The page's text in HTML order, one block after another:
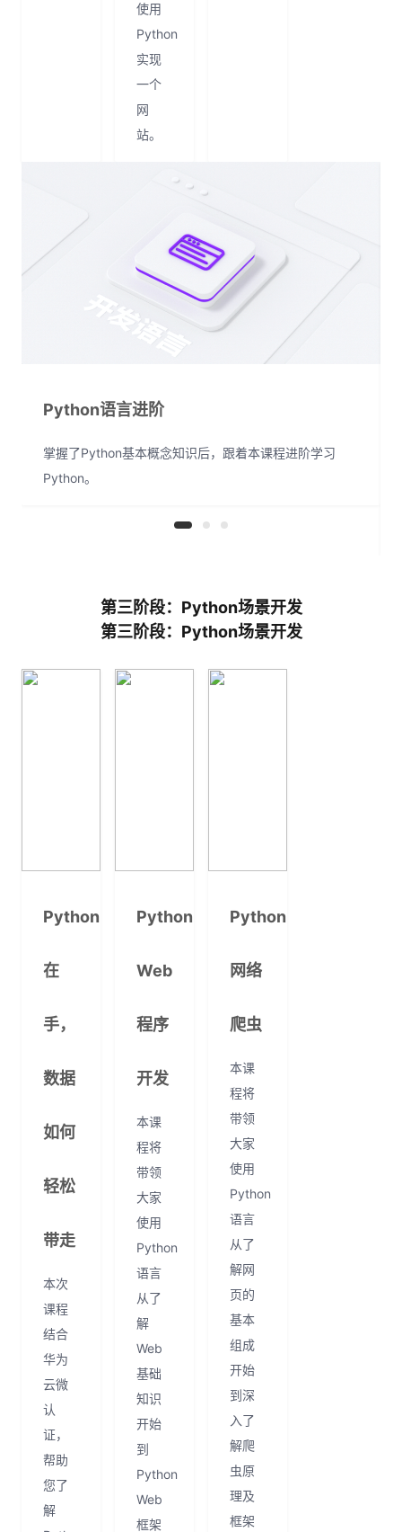
使用
Python
实现
一个
网
站。
Python语言进阶
掌握了Python基本概念知识后，跟着本课程进阶学习
Python。
第三阶段：Python场景开发
第三阶段：Python场景开发
Python
在
手，
数据
如何
轻松
带走
本次
课程
结合
华为
云微
认
证，
帮助
您了
解
Python
Web
程序
开发
本课
程将
带领
大家
使用
Python
语言
从了
解
Web
基础
知识
开始
到
Python
Web
框架
Python
网络
爬虫
本课
程将
带领
大家
使用
Python
语言
从了
解网
页的
基本
组成
开始
到深
入了
解爬
虫原
理及
框架